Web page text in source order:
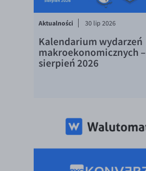
EUR/USD
EUR/CHF
EUR/CZK
Aktualności 30 lip 2026
Kalendarium wydarzeń
makroekonomicznych –
sierpień 2026